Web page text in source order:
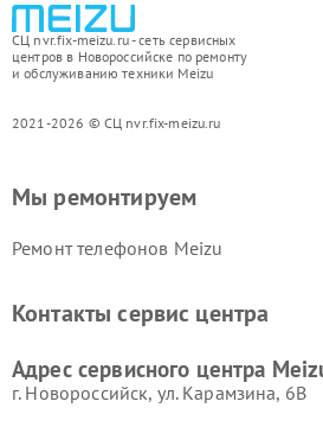
СЦ nvr.fix-meizu.ru - сеть сервисных
центров в Новороссийске по ремонту
и обслуживанию техники Meizu
2021-2026 © СЦ nvr.fix-meizu.ru
Мы ремонтируем
Ремонт телефонов Meizu
Контакты сервис центра
Адрес сервисного центра
г. Новороссийск, ул. Карамзина, 6В